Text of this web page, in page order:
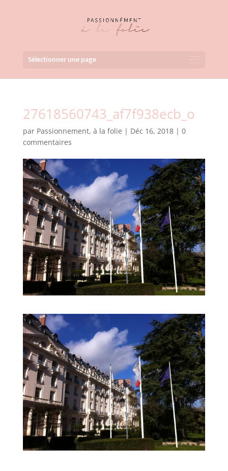
Sélectionner une page
27618560743_af7f938ecb_o
par Passionnement, à la folie | Déc 16, 2018| 0
commentaires